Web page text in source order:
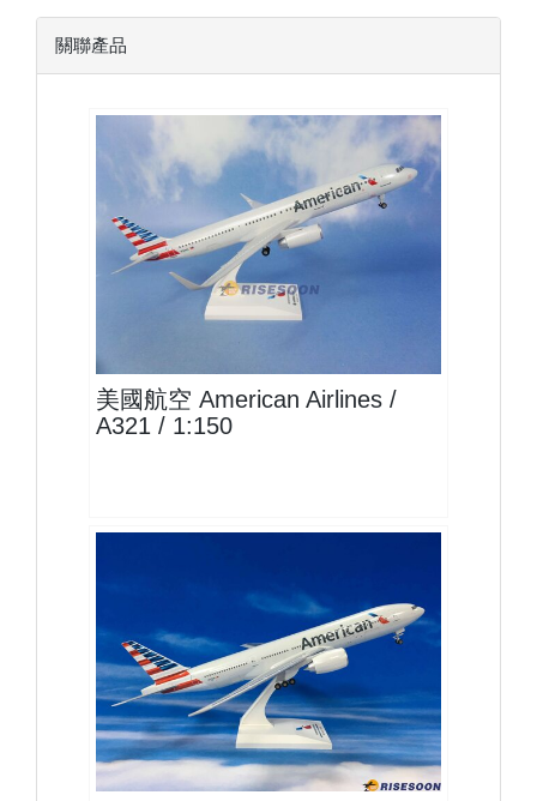
關聯產品
AAL15A321P01 $1700
美國航空 American Airlines /
A321 / 1:150
AAL20B772P02 $1900
查看